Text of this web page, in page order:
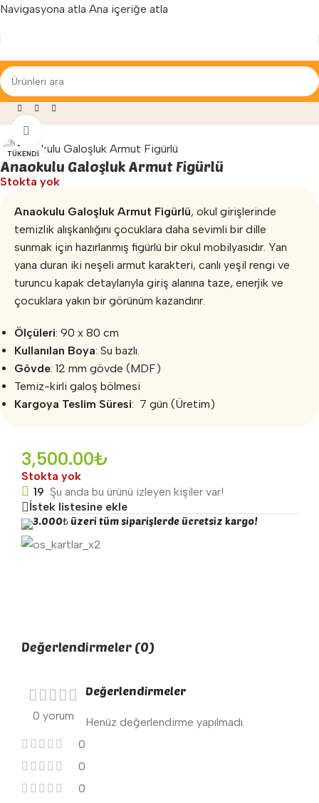
Navigasyona atla Ana içeriğe atla
» Anaokulu Galoşluk
TÜKENDI
Anaokulu Galoşluk Armut Figürlü
Stokta yok
Anaokulu Galoşluk Armut Figürlü, okul girişlerinde
temizlik alışkanlığını çocuklara daha sevimli bir dille
sunmak için hazırlanmış figürlü bir okul mobilyasıdır. Yan
yana duran iki neşeli armut karakteri, canlı yeşil rengi ve
turuncu kapak detaylarıyla giriş alanına taze, enerjik ve
çocuklara yakın bir görünüm kazandırır.
Ölçüleri: 90 x 80 cm
Kullanılan Boya: Su bazlı.
Gövde: 12 mm gövde (MDF)
Temiz-kirli galoş bölmesi
Kargoya Teslim Süresi: 7 gün (Üretim)
3,500.00₺
Stokta yok
19 Şu anda bu ürünü izleyen kişiler var!
İstek listesine ekle
3.000₺ üzeri tüm siparişlerde ücretsiz kargo!
Değerlendirmeler (0)
0 yorum
0
0
0
Değerlendirmeler
Henüz değerlendirme yapılmadı.